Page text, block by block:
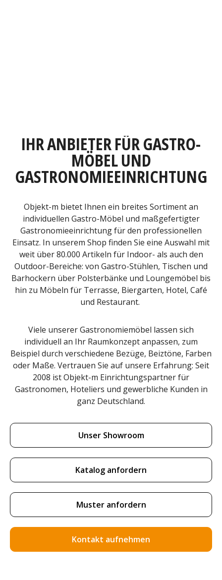
IHR ANBIETER FÜR GASTRO-
MÖBEL UND
GASTRONOMIEEINRICHTUNG
Objekt-m bietet Ihnen ein breites Sortiment an
individuellen Gastro-Möbel und maßgefertigter
Gastronomieeinrichtung für den professionellen
Einsatz. In unserem Shop finden Sie eine Auswahl mit
weit über 80.000 Artikeln für Indoor- als auch den
Outdoor-Bereiche: von Gastro-Stühlen, Tischen und
Barhockern über Polsterbänke und Loungemöbel bis
hin zu Möbeln für Terrasse, Biergarten, Hotel, Café
und Restaurant.
Viele unserer Gastronomiemöbel lassen sich
individuell an Ihr Raumkonzept anpassen, zum
Beispiel durch verschiedene Bezüge, Beiztöne, Farben
oder Maße. Vertrauen Sie auf unsere Erfahrung: Seit
2008 ist Objekt-m Einrichtungspartner für
Gastronomen, Hoteliers und gewerbliche Kunden in
ganz Deutschland.
Unser Showroom
Katalog anfordern
Muster anfordern
Kontakt aufnehmen